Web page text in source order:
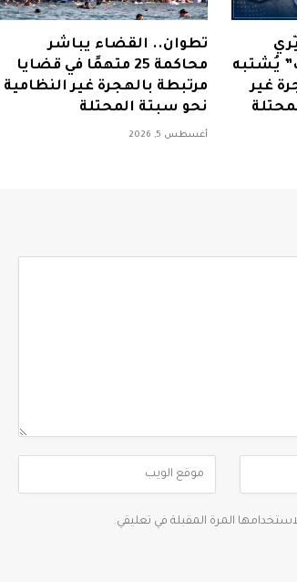
يُشتبه
غير
تطوان.. القضاء يباشر
محاكمة 25 متهمًا في قضايا
مرتبطة بالهجرة غير النظامية
نحو سبتة المحتلة
أغسطس 5, 2026
المرة المقبلة في تعليقي.